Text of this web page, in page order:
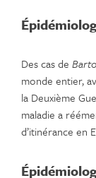
Des cas de
monde entier,
la Deuxième
maladie a
d’itinérance en